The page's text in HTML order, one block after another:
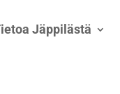
Jäppilästä